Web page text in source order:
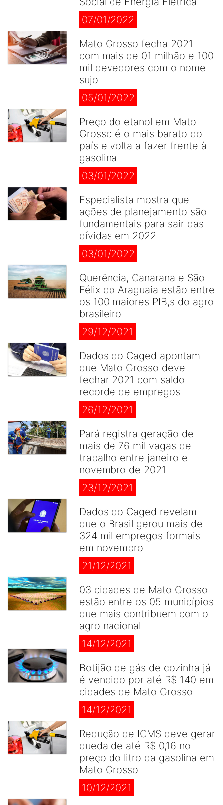
07/01/2022
Mato Grosso fecha 2021
com mais de 01 milhão e 100
mil devedores com o nome
sujo
05/01/2022
Preço do etanol em Mato
Grosso é o mais barato do
país e volta a fazer frente à
gasolina
03/01/2022
Especialista mostra que
ações de planejamento são
fundamentais para sair das
dívidas em 2022
03/01/2022
Querência, Canarana e São
Félix do Araguaia estão entre
os 100 maiores PIB,s do agro
brasileiro
29/12/2021
Dados do Caged apontam
que Mato Grosso deve
fechar 2021 com saldo
recorde de empregos
26/12/2021
Pará registra geração de
mais de 76 mil vagas de
trabalho entre janeiro e
novembro de 2021
23/12/2021
Dados do Caged revelam
que o Brasil gerou mais de
324 mil empregos formais
em novembro
21/12/2021
03 cidades de Mato Grosso
estão entre os 05 municípios
que mais contribuem com o
agro nacional
14/12/2021
Botijão de gás de cozinha já
é vendido por até R$ 140 em
cidades de Mato Grosso
14/12/2021
Redução de ICMS deve gerar
queda de até R$ 0,16 no
preço do litro da gasolina em
Mato Grosso
10/12/2021